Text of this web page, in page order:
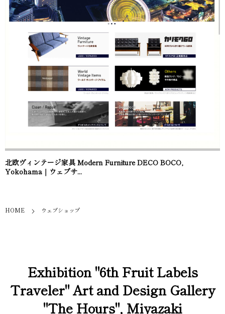
北欧ヴィンテージ家具 Modern Furniture DECO BOCO,
Yokohama｜ウェブサ...
HOME ウェブショップ
Exhibition "6th Fruit Labels
Traveler" Art and Design Gallery
"The Hours", Miyazaki